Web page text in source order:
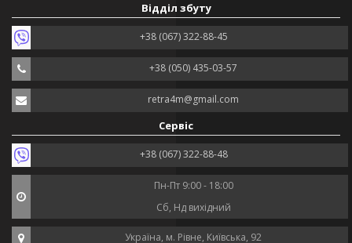
Відділ збуту
+38 (067) 322-88-45
+38 (050) 435-03-57
retra4m@gmail.com
Сервіс
+38 (067) 322-88-48
Пн-Пт 9:00 - 18:00
Сб, Нд вихідний
Україна, м. Рівне, Київська, 92